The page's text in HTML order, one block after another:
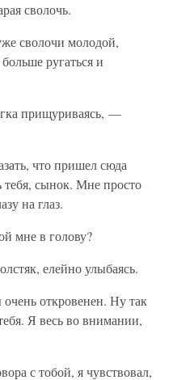
сволочь.
сволочи молодой,
ругаться и
прищуриваясь, —
что пришел сюда
тебя, сынок. Мне просто
на глаз.
мне в голову?
елейно улыбаясь.
откровенен. Ну так
Я весь во внимании,
с тобой, я чувствовал,